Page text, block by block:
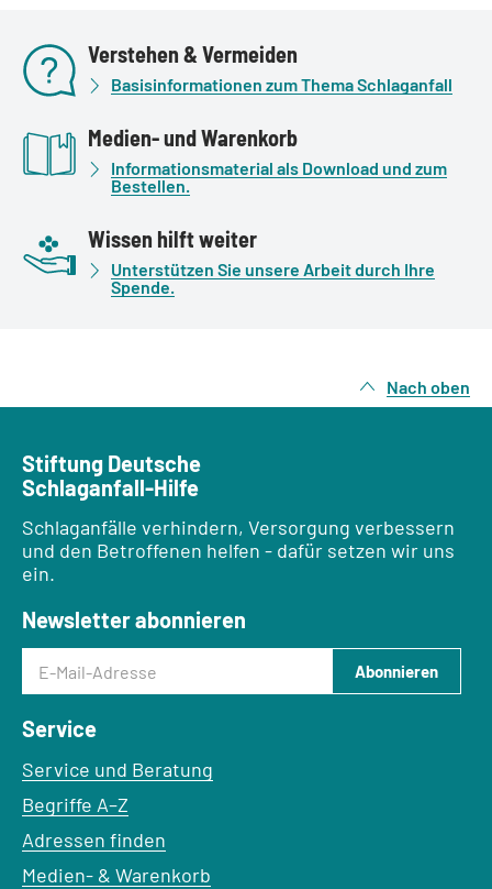
Verstehen & Vermeiden
Basisinformationen zum Thema Schlaganfall
Medien- und Warenkorb
Informationsmaterial als Download und zum
Bestellen.
Wissen hilft weiter
Unterstützen Sie unsere Arbeit durch Ihre
Spende.
Nach oben
Stiftung Deutsche
Schlaganfall-Hilfe
Schlaganfälle verhindern, Versorgung verbessern
und den Betroffenen helfen - dafür setzen wir uns
ein.
Newsletter abonnieren
Abonnieren
Service
Service und Beratung
Begriffe A–Z
Adressen finden
Medien- & Warenkorb